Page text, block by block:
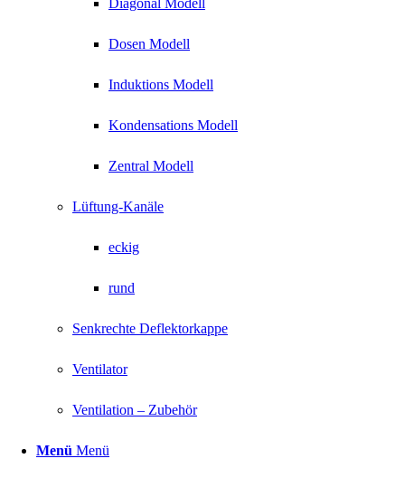
Diagonal Modell
Dosen Modell
Induktions Modell
Kondensations Modell
Zentral Modell
Lüftung-Kanäle
eckig
rund
Senkrechte Deflektorkappe
Ventilator
Ventilation – Zubehör
Menü Menü